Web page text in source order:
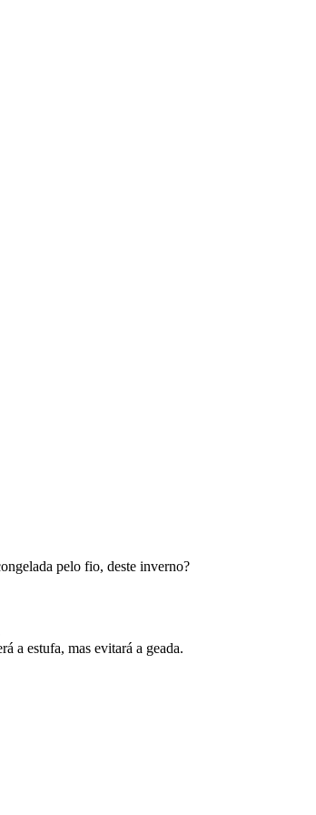
pelo fio, deste inverno?
a estufa, mas evitará a geada.